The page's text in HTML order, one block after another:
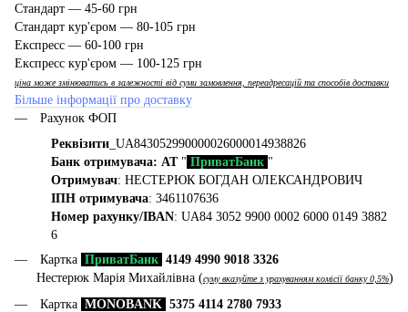
Стандарт — 45-60 грн
Стандарт кур'єром — 80-105 грн
Експресс — 60-100 грн
Експресс кур'єром — 100-125 грн
ціна може змінюватись в залежності від суми замовлення, переадресацій та способів доставки
Більше інформації про доставку
Рахунок ФОП
Реквізити _UA843052990000026000014938826
Банк отримувача: АТ" ПриватБанк "
Отримувач: НЕСТЕРЮК БОГДАН ОЛЕКСАНДРОВИЧ
ІПН отримувача: 3461107636
Номер рахунку/IBAN: UA84 3052 9900 0002 6000 0149 3882
6
Картка ПриватБанк 4149 4990 9018 3326
Нестерюк Марія Михайлівна (суму вказуйте з урахуванням комісії банку 0,5%)
Картка MONOBANK 5375 4114 2780 7933